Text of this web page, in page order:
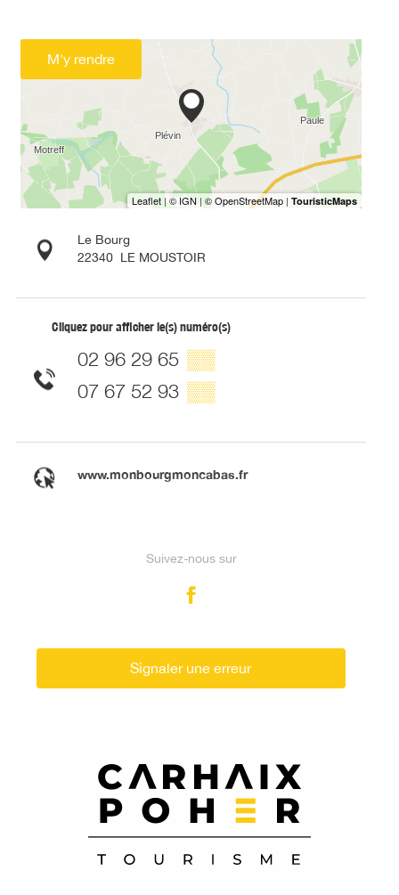
M'y rendre
Le Bourg
22340 LE MOUSTOIR
Cliquez pour afficher le(s) numéro(s)
02 96 29 65 ▒▒
07 67 52 93 ▒▒
www.monbourgmoncabas.fr
Suivez-nous sur
Signaler une erreur